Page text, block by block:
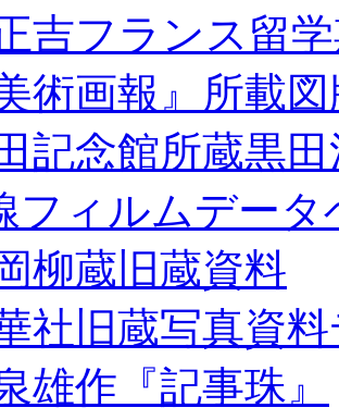
吉フランス留
美術画報』所載
記念館所蔵黒
フィルムデータ
柳蔵旧蔵資料
社旧蔵写真資
雄作『記事珠』